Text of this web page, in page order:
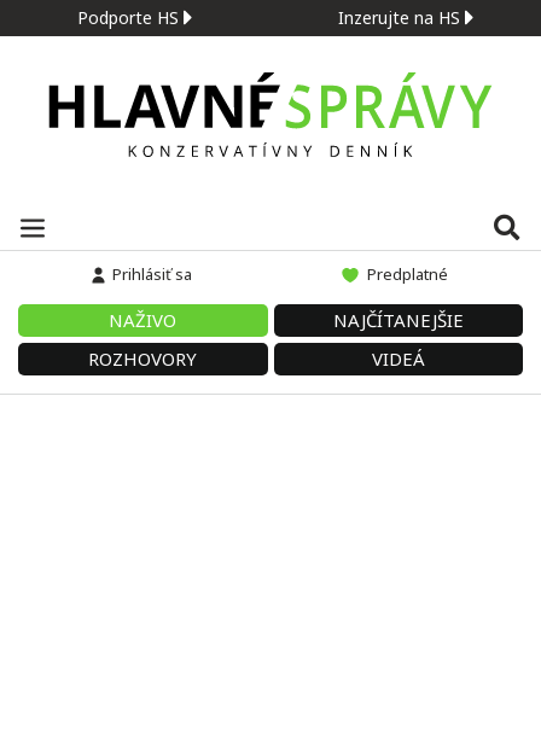
Podporte HS Inzerujte na HS
Prihlásiť sa Predplatné
NAŽIVO
NAJČÍTANEJŠIE
ROZHOVORY
VIDEÁ